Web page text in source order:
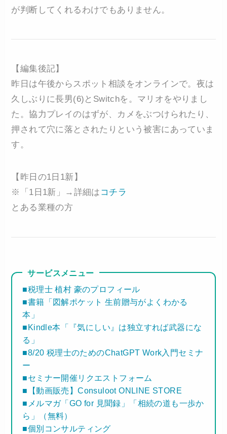
が判断してくれるわけでもありません。
【編集後記】
昨日は午後からスポット相談をオンラインで。夜は
久しぶりに長男(6)とSwitchを。マリオをやりまし
た。協力プレイのはずが、カメをぶつけられたり、
押されて穴に落とされたりという被害にあっていま
す。
【昨日の1日1新】
※「1日1新」→詳細は コチラ
とある業種の方
サービスメニュー
■税理士 植村 豪のプロフィール
■書籍「図解ポケット 生前贈与がよくわかる
本」
■Kindle本「『気にしい』は独立すれば武器にな
る」
■8/20 税理士のためのChatGPT Work入門セミナ
ー
■セミナー開催リクエストフォーム
■【動画販売】Consuloot ONLINE STORE
■メルマガ「GO for 見聞録」「相続の道も一歩か
ら」（無料）
■個別コンサルティング